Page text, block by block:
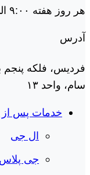
هر روز هفته ۹:۰۰ الی ۱۷:۰۰ پنج شنبه‌ها ۹:۰۰ الی ۱۴:۳۰
آدرس
فردیس، فلکه پنجم
سام، واحد ۱۳
خدمات پس
ال جی
جی پلاس